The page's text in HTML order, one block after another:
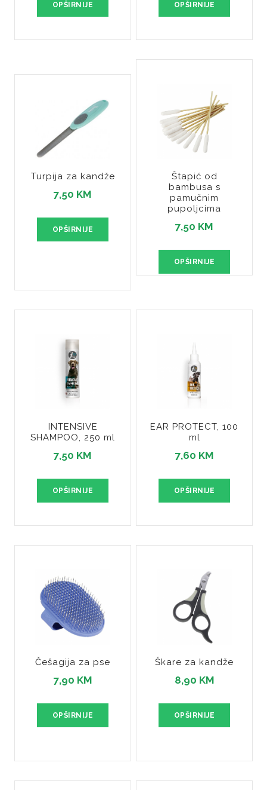
OPŠIRNIJE OPŠIRNIJE
Turpija za kandže
7,50 KM
OPŠIRNIJE
Štapić od
bambusa s
pamučnim
pupoljcima
7,50 KM
OPŠIRNIJE
INTENSIVE
SHAMPOO, 250 ml
7,50 KM
OPŠIRNIJE
EAR PROTECT, 100
ml
7,60 KM
OPŠIRNIJE
Češagija za pse
7,90 KM
OPŠIRNIJE
Škare za kandže
8,90 KM
OPŠIRNIJE